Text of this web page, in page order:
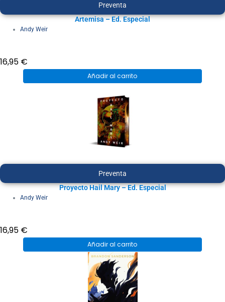
Preventa
Artemisa – Ed. Especial
Andy Weir
16,95 €
Añadir al carrito
Preventa
Proyecto Hail Mary – Ed. Especial
Andy Weir
16,95 €
Añadir al carrito